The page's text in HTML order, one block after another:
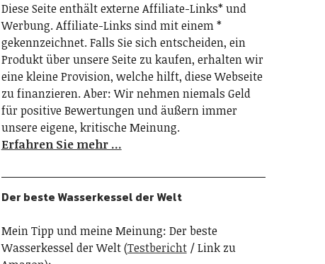
Diese Seite enthält externe Affiliate-Links* und
Werbung. Affiliate-Links sind mit einem *
gekennzeichnet. Falls Sie sich entscheiden, ein
Produkt über unsere Seite zu kaufen, erhalten wir
eine kleine Provision, welche hilft, diese Webseite
zu finanzieren. Aber: Wir nehmen niemals Geld
für positive Bewertungen und äußern immer
unsere eigene, kritische Meinung.
Erfahren Sie mehr …
Der beste Wasserkessel der Welt
Mein Tipp und meine Meinung: Der beste
Wasserkessel der Welt (Testbericht/ Link zu